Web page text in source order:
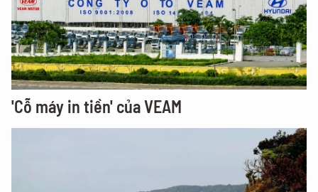
'Cỗ máy in tiền' của VEAM